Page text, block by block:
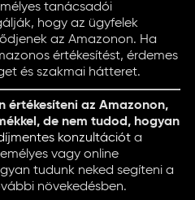
tanácsadói
hogy az ügyfelek
az Amazonon. Ha
értékesítést, érdemes
és szakmai hátteret.
értékesíteni az Amazonon,
de nem tudod, hogyan
konzultációt a
vagy online
tudunk neked segíteni a
növekedésben.